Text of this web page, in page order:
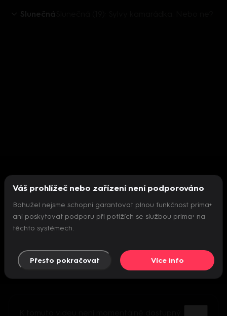
Slunečná
Nepodařilo se inicializovat přehrávač
Váš prohlížeč nebo zařízení není podporováno
Bohužel nejsme schopni garantovat plnou funkčnost prima+
ani poskytovat podporu při potížích se službou prima+ na
těchto systémech.
Přesto pokračovat Více info